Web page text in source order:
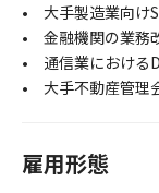
• 大手製造業向け
• 金融機関の業務
• 通信業における
• 大手不動産管理
雇用形態